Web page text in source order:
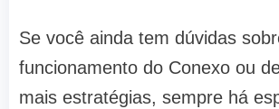
Se você ainda tem dúvidas
funcionamento do Conexo ou
mais estratégias, sempre há